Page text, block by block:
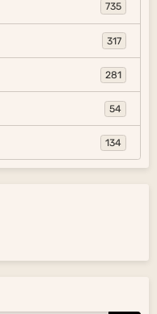
735
317
281
54
134